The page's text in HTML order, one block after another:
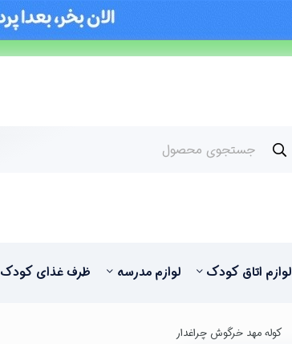
لوازم اتاق کودک لوازم مدرسه ظرف غذای کودک
کوله مهد خرگوش چراغدار